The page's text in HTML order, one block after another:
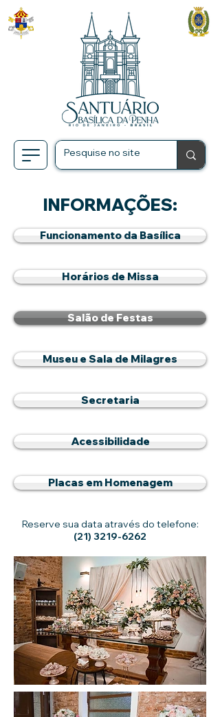
INFORMAÇÕES:
Funcionamento da Basílica
Horários de Missa
Salão de Festas
Museu e Sala de Milagres
Secretaria
Acessibilidade
Placas em Homenagem
Reserve sua data através do telefone:
(21) 3219-6262